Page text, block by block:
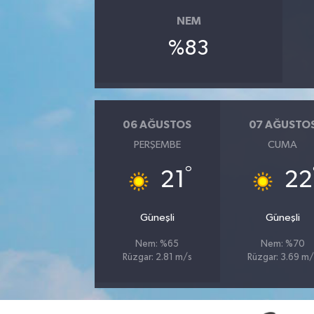
NEM
%83
06 AĞUSTOS
PERŞEMBE
21 °
Güneşli
Nem: %65
Rüzgar: 2.81 m/s
07
CUMA
22
Güneşli
Nem: %70
Rüzgar: 3.69
ÖZEL HABER